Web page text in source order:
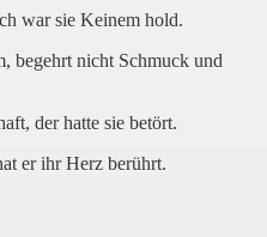
war sie Keinem hold.
begehrt nicht Schmuck und
der hatte sie betört.
er ihr Herz berührt.